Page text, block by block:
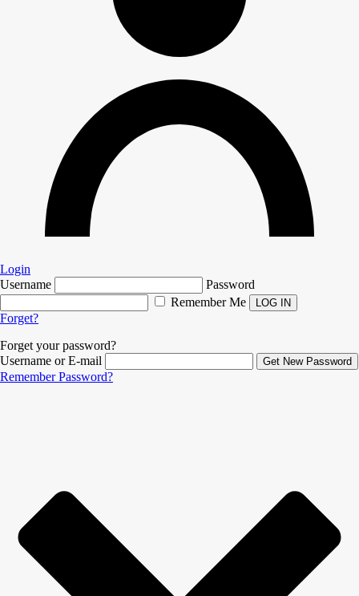
Login
Username
Password
Remember Me
Forget?
Forget your password?
Username or E-mail
Remember Password?